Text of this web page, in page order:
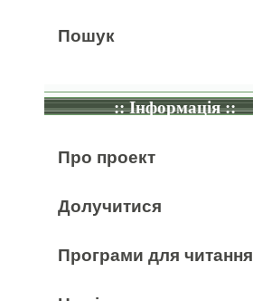
Пошук
:: Інформація ::
Про проект
Долучитися
Програми для читання